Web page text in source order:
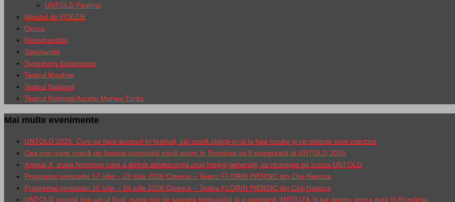
UNTOLD Festival
Minutul de POEZIE
Opera
Recomandări
Spectacole
Symphony Experience
Teatrul Maghiar
Teatrul Naţional
Teatrul Național Aureliu Manea Turda
Mai multe evenimente
UNTOLD 2026: Cum se face accesul în festival, cât costă check-in-ul la fața locului și ce obiecte sunt interzise
Cea mai mare scenă de festival construită până acum în România va fi inaugurată la UNTOLD 2026
Animal X, trupa fenomen care a definit adolescența unei întregi generații, se reunește pe scena UNTOLD
Programul perioadei 17 iulie – 23 iulie 2026 Cinema – Teatru FLORIN PIERSIC din Cluj-Napoca
Programul perioadei 10 iulie – 16 iulie 2026 Cinema – Teatru FLORIN PIERSIC din Cluj-Napoca
UNTOLD anunță line-up-ul final: nume noi pe scenele festivalului și o premieră: MEDUZA 3Live pentru prima dată în România